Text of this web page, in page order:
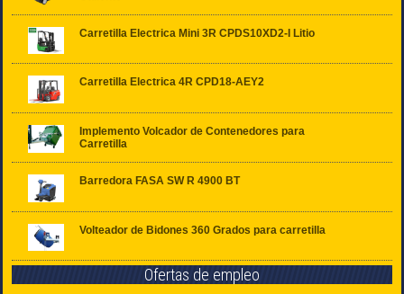
Carretilla Electrica Mini 3R CPDS10XD2-I Litio
Carretilla Electrica 4R CPD18-AEY2
Implemento Volcador de Contenedores para
Carretilla
Barredora FASA SW R 4900 BT
Volteador de Bidones 360 Grados para carretilla
Ofertas de empleo